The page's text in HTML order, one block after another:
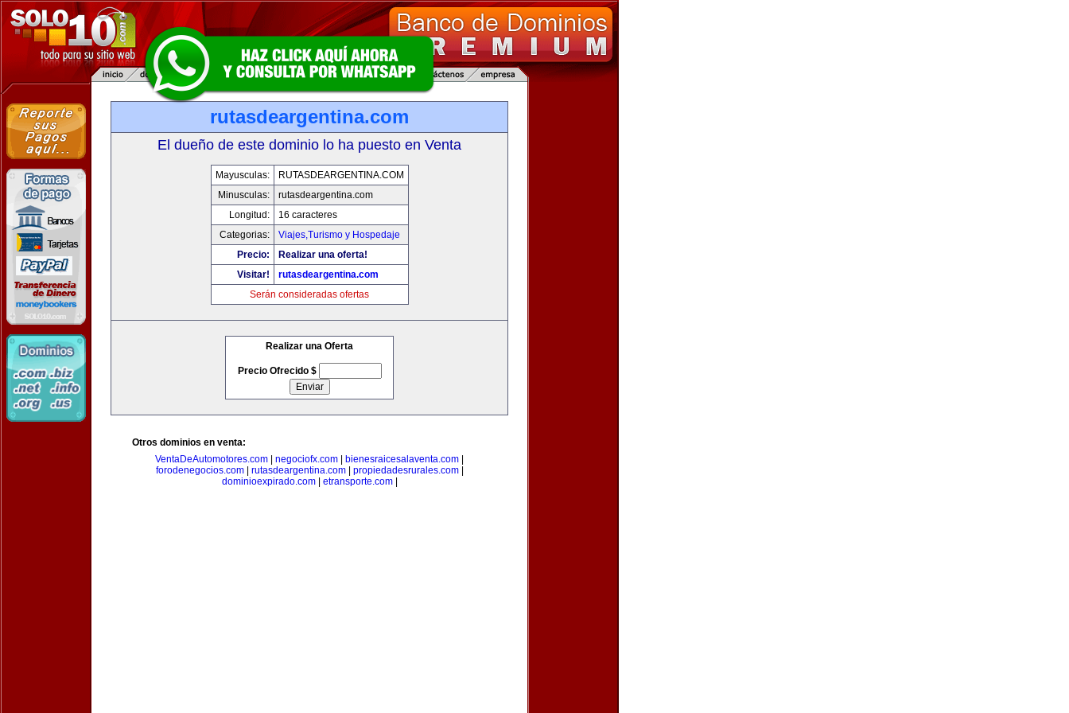
rutasdeargentina.com
El dueño de este dominio lo ha puesto en Venta
Mayusculas:
RUTASDEARGENTINA.COM
Minusculas:
rutasdeargentina.com
Longitud:
16 caracteres
Categorias:
Viajes,Turismo y Hospedaje
Precio:
Realizar una oferta!
Visitar!
rutasdeargentina.com
Serán consideradas ofertas
Realizar una Oferta
Precio Ofrecido $
Otros dominios en venta:
VentaDeAutomotores.com
negociofx.com bienesraicesalaventa.com
forodenegocios.com| rutasdeargentina.com| propiedadesrurales.com|
dominioexpirado.com| etransporte.com|